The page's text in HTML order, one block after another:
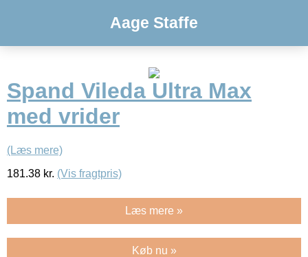
Aage Staffe
Spand Vileda Ultra Max
med vrider
(Læs mere)
181.38 kr. (Vis fragtpris)
Læs mere »
Køb nu »